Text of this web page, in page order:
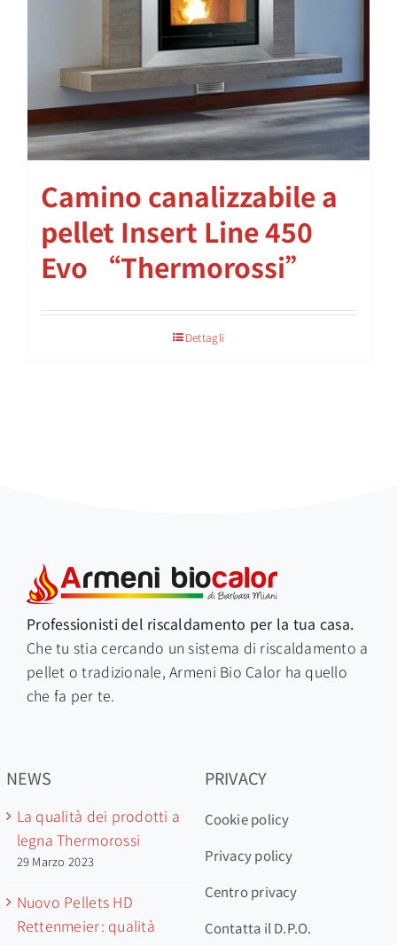
Camino canalizzabile a
pellet Insert Line 450
Evo “Thermorossi”
Dettagli
Professionisti del riscaldamento per la tua casa.
Che tu stia cercando un sistema di riscaldamento a
pellet o tradizionale, Armeni Bio Calor ha quello
che fa per te.
NEWS
La qualità dei prodotti a
legna Thermorossi
29 Marzo 2023
Nuovo Pellets HD
Rettenmeier: qualità
PRIVACY
Cookie policy
Privacy policy
Centro privacy
Contatta il D.P.O.